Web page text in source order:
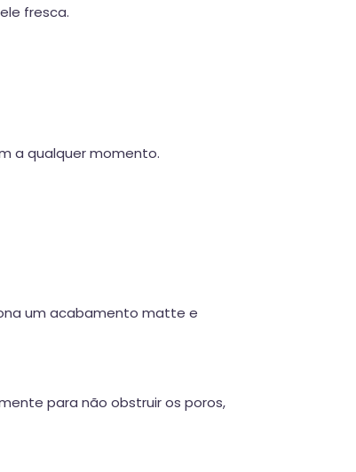
fresca.
a qualquer momento.
um acabamento matte e
para não obstruir os poros,